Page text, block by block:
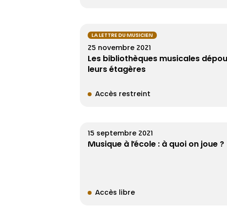
LA LETTRE DU MUSICIEN
25 novembre 2021
Les bibliothèques musicales
leurs étagères
Accès restreint
15 septembre 2021
Musique à l’école : à quoi on joue ?
Accès libre